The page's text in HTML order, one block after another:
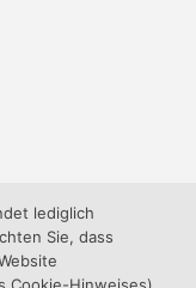
lediglich
Sie, dass